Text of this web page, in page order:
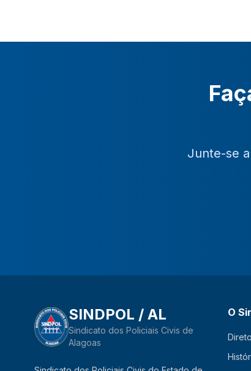
Junte-se
SINDPOL / AL
Sindicato dos Policiais Civis de
Alagoas
O